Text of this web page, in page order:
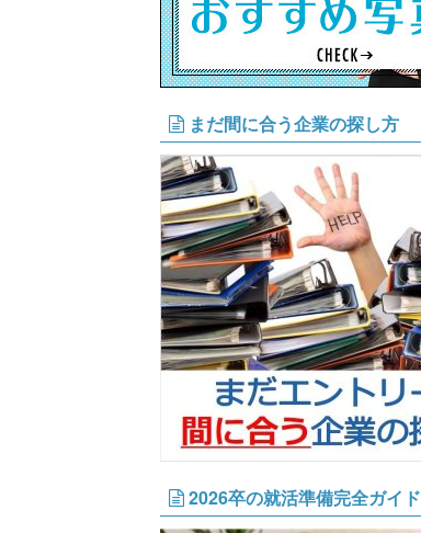
まだ間に合う企業の探し方
2026卒の就活準備完全ガイド